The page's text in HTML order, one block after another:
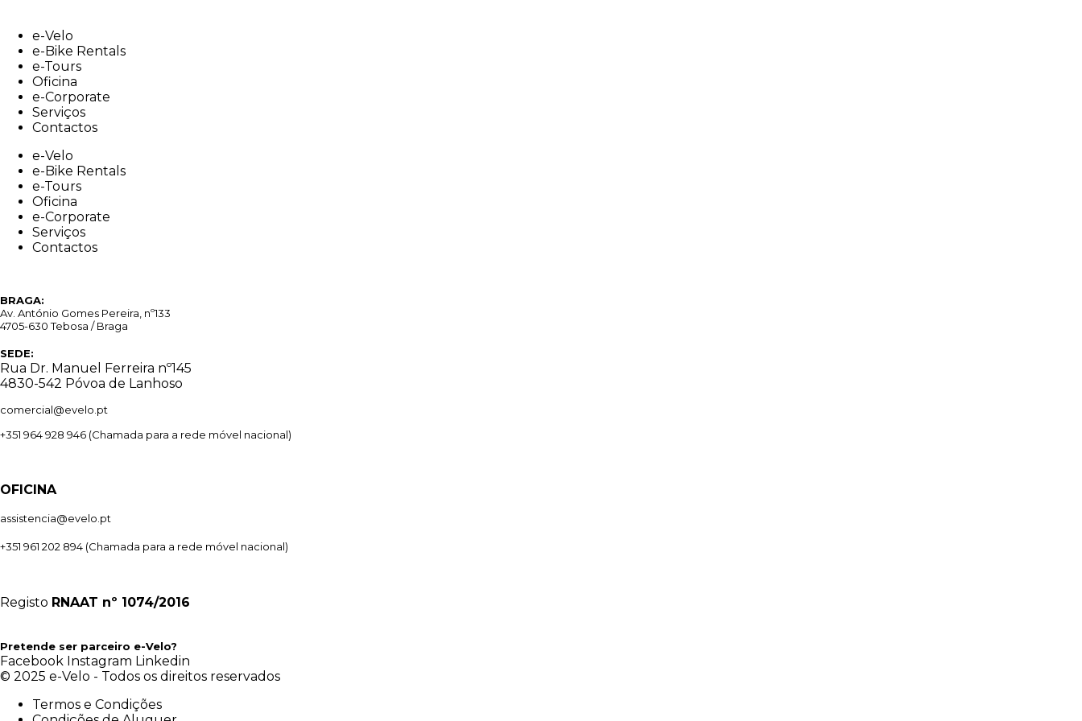
contente-Velo
e-Bike Rentals
e-Tours
Oficina
e-Corporate
Serviços
Contactos
e-Velo
e-Bike Rentals
e-Tours
Oficina
e-Corporate
Serviços
Contactos
BRAGA:
Av. António Gomes Pereira, nº133
4705-630 Tebosa / Braga
SEDE:
Rua Dr. Manuel Ferreira nº145
4830-542 Póvoa de Lanhoso
comercial@evelo.pt
+351 964 928 946 (Chamada para a rede móvel nacional)
OFICINA
assistencia@evelo.pt
+351 961 202 894 (Chamada para a rede móvel nacional)
Registo RNAAT nº 1074/2016
Pretende ser parceiro e-Velo?
Facebook Instagram Linkedin
© 2025 e-Velo - Todos os direitos reservados
Termos e Condições